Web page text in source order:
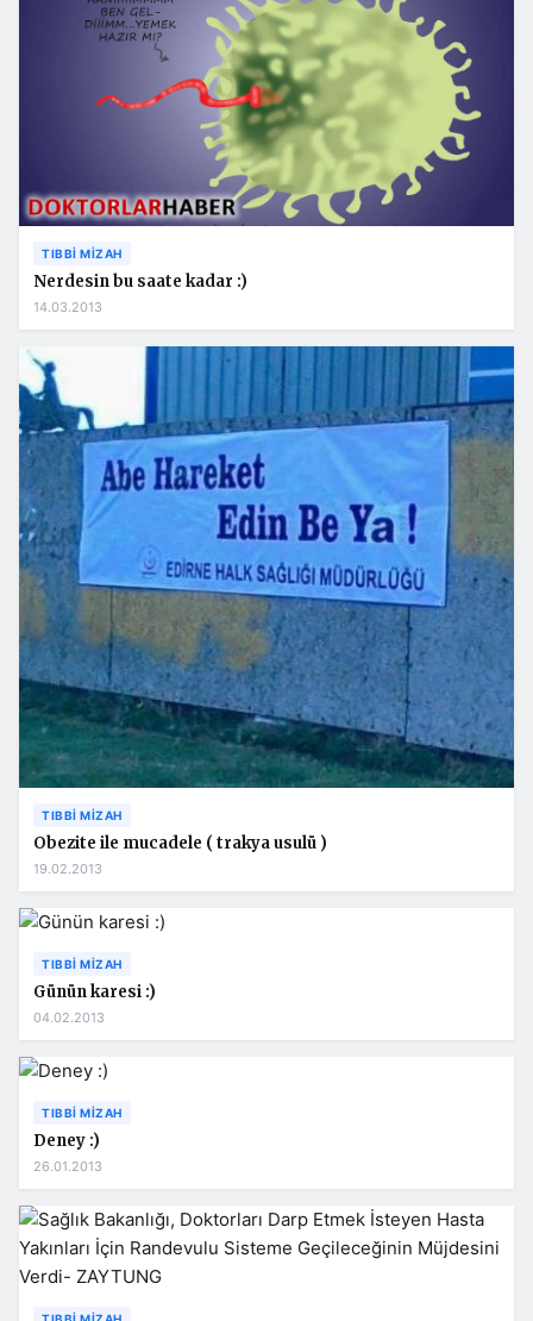
TIBBI MIZAH
Nerdesin bu saate kadar :)
14.03.2013
TIBBI MIZAH
Obezite ile mucadele ( trakya usulü )
19.02.2013
TIBBI MIZAH
Günün karesi :)
04.02.2013
TIBBI MIZAH
Deney :)
26.01.2013